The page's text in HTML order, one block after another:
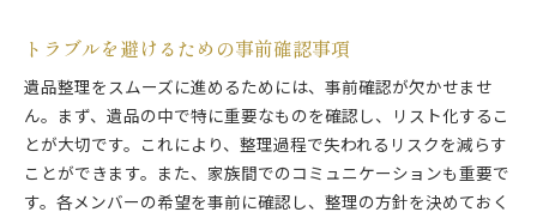
トラブルを避けるための事前確認事項
遺品整理をスムーズに進めるためには、事前確認が欠かせませ
ん。まず、遺品の中で特に重要なものを確認し、リスト化するこ
とが大切です。これにより、整理過程で失われるリスクを減らす
ことができます。また、家族間でのコミュニケーションも重要で
す。各メンバーの希望を事前に確認し、整理の方針を決めておく